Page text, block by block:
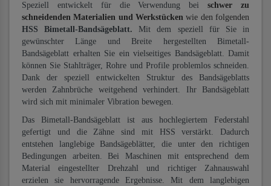
Speziell entwickelt für die Verwendung beischwer zu
schneidenden Materialien und Werkstücken wie den folgenden
HSS Bimetall-Bandsägeblatt. Mit dem speziell für Sie in
gewünschter Länge und Breite hergestellten Bimetall-
Bandsägeblatt erhalten Sie ein vielseitiges Bandsägeblatt. Damit
können Sie Stahlträger, Rohre und Profile problemlos schneiden.
Dank der speziell entwickelten Struktur des Bandsägeblatts
werden Zahnbrüche weitgehend verhindert. Ihr Bandsägeblatt
wird sich mit minimaler Vibration bewegen.
Das Bimetall-Bandsägeblatt ist aus hochlegiertem Federstahl
gefertigt und die Zähne sind mit HSS verstärkt. Dadurch
entstehen langlebige Bandsägeblätter, die unter den richtigen
Bedingungen arbeiten. Bei Maschinen mit entsprechend dem
Material eingestellter Drehzahl und richtiger Zahnauswahl
erzielen sie hervorragende Ergebnisse. Mit dem langlebigen